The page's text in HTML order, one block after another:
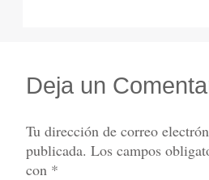
Deja un
Tu dirección de correo
publicada. Los campos
con *